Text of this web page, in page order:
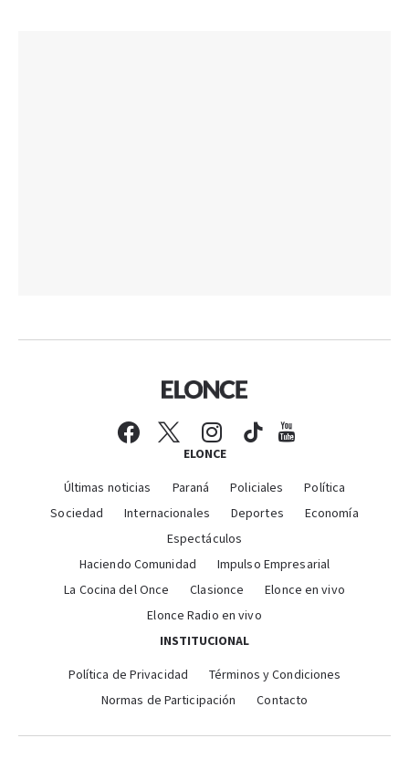
ELONCE
Últimas noticias Paraná Policiales
Política
Sociedad
Internacionales Deportes
Economía
Espectáculos
Haciendo Comunidad
Impulso Empresarial
La Cocina del Once
Clasionce
Elonce en vivo
Elonce Radio en vivo
INSTITUCIONAL
Política de Privacidad
Términos y Condiciones
Normas de Participación
Contacto